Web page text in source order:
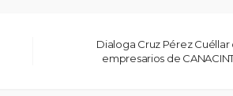
Dialoga Cruz Pérez Cuéllar
empresarios de